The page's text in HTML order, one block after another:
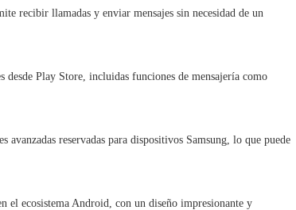
recibir llamadas y enviar mensajes sin necesidad de un
desde Play Store, incluidas funciones de mensajería como
avanzadas reservadas para dispositivos Samsung, lo que puede
el ecosistema Android, con un diseño impresionante y